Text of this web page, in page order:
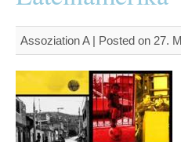
Assoziation A | Posted on 27.